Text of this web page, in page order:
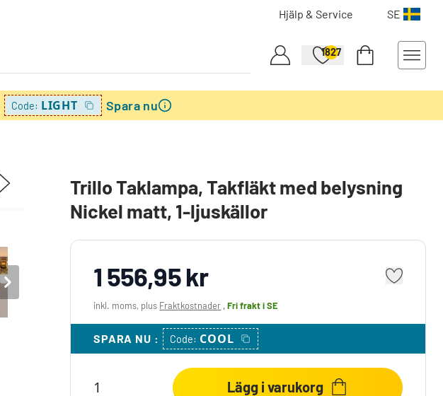
Hjälp & Service SE
1827
Code: LIGHT Spara nu
Trillo Taklampa, Takfläkt med belysning
Nickel matt, 1-ljuskällor
1 556,95 kr
inkl. moms, plus Fraktkostnader ,Fri frakti SE
SPARA NU : Code: COOL
Lägg i varukorg